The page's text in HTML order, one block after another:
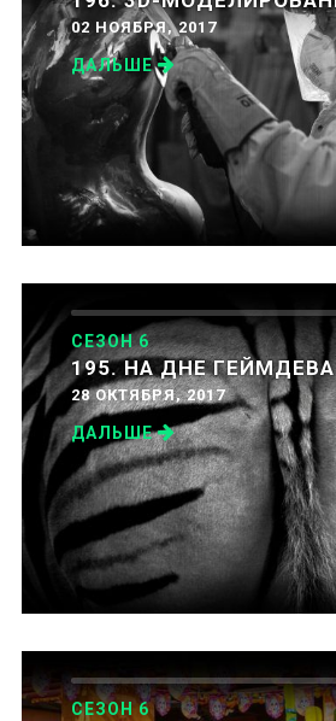
02 НОЯБРЯ, 2017
ДАЛЬШЕ
СЕЗОН 6
195. НА ДНЕ ГЕЙМДЕВА
28 ОКТЯБРЯ, 2017
ДАЛЬШЕ
СЕЗОН 6